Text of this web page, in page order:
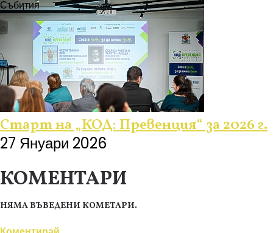
Събития
Старт на „КОД: Превенция“ за 2026 г.
27 Януари 2026
КОМЕНТАРИ
НЯМА ВЪВЕДЕНИ КОМЕТАРИ.